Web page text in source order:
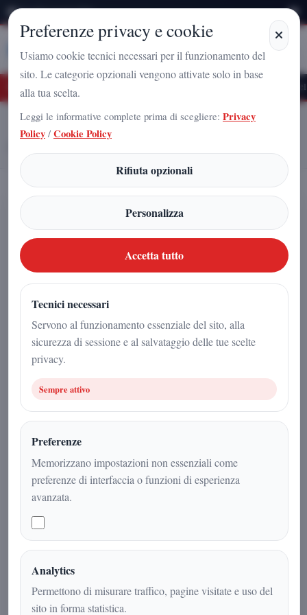
Giovedì 6 Agosto 2026
StampaCampania
Nazionale a Caserta: l'uomo che sta costruendo il radicamento del
Home
Articoli
Diplomazia civile, dialogo interreligioso e sport: il ruolo delle iniziative
dal basso nei processi di pace
Diplomazia civile, dialogo
interreligioso e sport: il ruolo delle
iniziative dal basso nei processi di
pace
2min
**Negli ultimi anni, il tema della
diplomazia civile e del dialogo
Preferenze privacy e cookie
Usiamo cookie tecnici necessari per il funzionamento del
sito. Le categorie opzionali vengono attivate solo in base
alla tua scelta.
Leggi le informative complete prima di scegliere: Privacy
Policy / Cookie Policy
Rifiuta opzionali
Personalizza
Accetta tutto
Tecnici necessari
Servono al funzionamento essenziale del sito, alla
sicurezza di sessione e al salvataggio delle tue scelte
privacy.
Sempre attivo
Preferenze
Memorizzano impostazioni non essenziali come
preferenze di interfaccia o funzioni di esperienza
avanzata.
Analytics
Permettono di misurare traffico, pagine visitate e uso del
sito in forma statistica.